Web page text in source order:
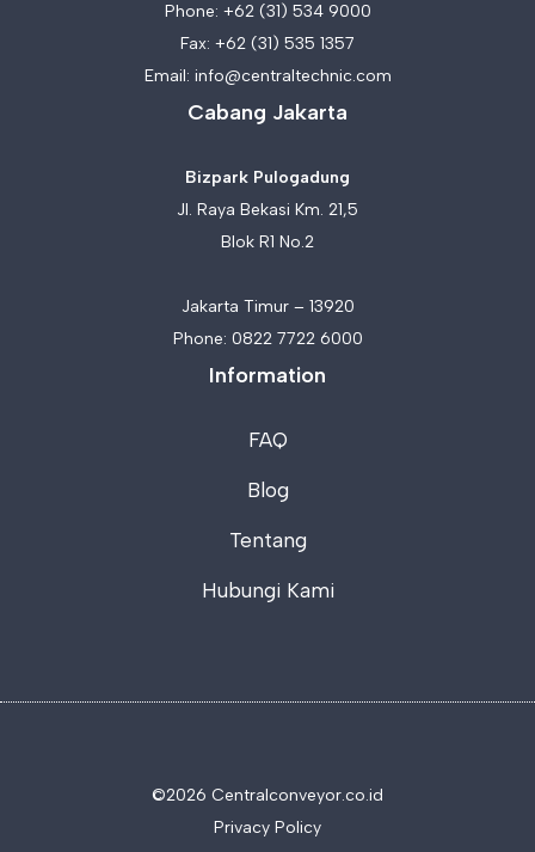
Phone: +62 (31) 534 9000
Fax: +62 (31) 535 1357
Email: info@centraltechnic.com
Cabang Jakarta
Bizpark Pulogadung
Jl. Raya Bekasi Km. 21,5
Blok R1 No.2
Jakarta Timur – 13920
Phone: 0822 7722 6000
Information
FAQ
Blog
Tentang
Hubungi Kami
©2026 Centralconveyor.co.id
Privacy Policy